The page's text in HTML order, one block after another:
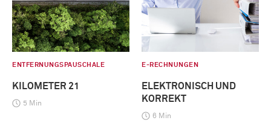
ENTFERNUNGSPAUSCHALE
KILOMETER 21
5 Min
E-RECHNUNGEN
ELEKTRONISCH UND
KORREKT
6 Min